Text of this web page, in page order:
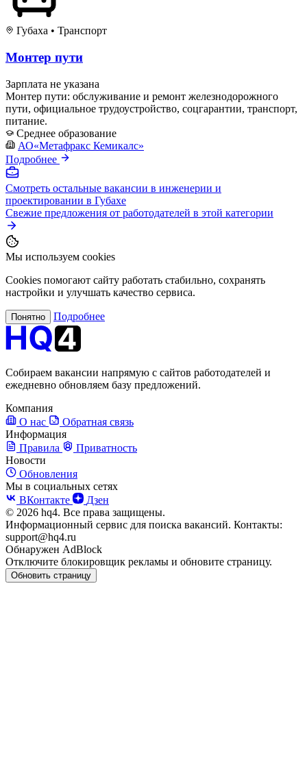
Губаха • Транспорт
Монтер пути
Зарплата не указана
Монтер пути: обслуживание и ремонт железнодорожного
пути, официальное трудоустройство, соцгарантии, транспорт,
питание.
Среднее образование
АО«Метафракс Кемикалс»
Подробнее
Смотреть остальные вакансии в инженерии и
проектировании в Губахе
Свежие предложения от работодателей в этой категории
Мы используем cookies
Cookies помогают сайту работать стабильно, сохранять
настройки и улучшать качество сервиса.
Понятно Подробнее
Собираем вакансии напрямую с сайтов работодателей и
ежедневно обновляем базу предложений.
Компания
О нас
Обратная связь
Информация
Правила
Приватность
Новости
Обновления
Мы в социальных сетях
ВКонтакте
Дзен
© 2026 hq4. Все права защищены.
Информационный сервис для поиска вакансий. Контакты:
support@hq4.ru
Обнаружен AdBlock
Отключите блокировщик рекламы и обновите страницу.
Обновить страницу